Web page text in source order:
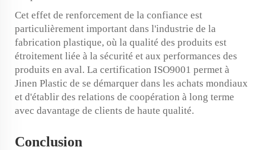
Cet effet de renforcement de la confiance est
particulièrement important dans l'industrie de la
fabrication plastique, où la qualité des produits est
étroitement liée à la sécurité et aux performances des
produits en aval. La certification ISO9001 permet à
Jinen Plastic de se démarquer dans les achats mondiaux
et d'établir des relations de coopération à long terme
avec davantage de clients de haute qualité.
Conclusion